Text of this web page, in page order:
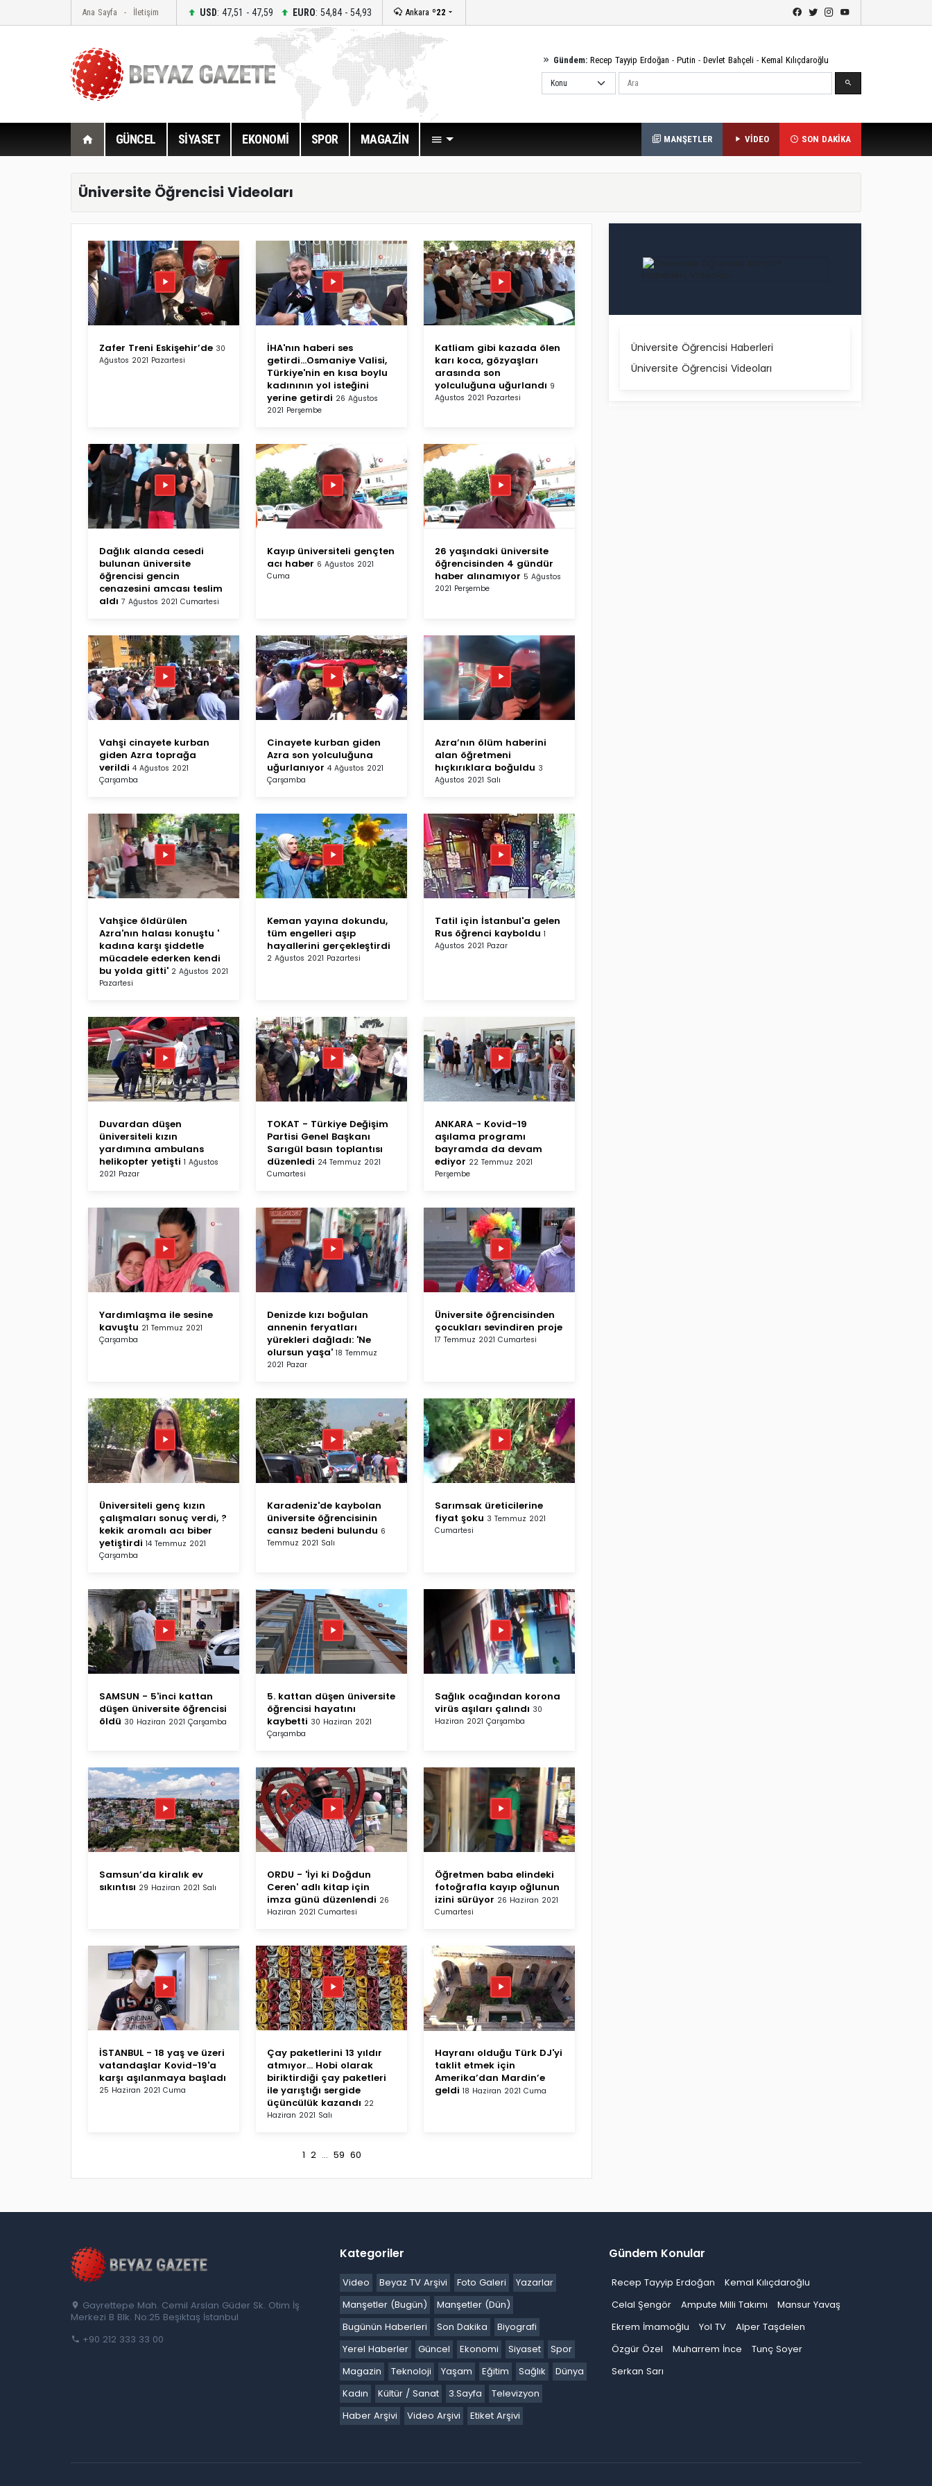
Ana Sayfa İletişim USD: 47,51 - 47,59 EURO: 54,84 - 54,93 Ankara º22
Gündem: Recep Tayyip Erdoğan - Putin - Devlet Bahçeli - Kemal Kılıçdaroğlu
Ara
GÜNCEL SİYASET EKONOMİ SPOR MAGAZİN MANŞETLER VİDEO SON DAKİKA
Üniversite Öğrencisi Videoları
Zafer Treni Eskişehir’de 30
Ağustos 2021 Pazartesi
İHA'nın haberi ses
getirdi...Osmaniye Valisi,
Türkiye'nin en kısa boylu
kadınının yol isteğini
yerine getirdi 26 Ağustos
2021 Perşembe
Katliam gibi kazada ölen
karı koca, gözyaşları
arasında son
yolculuğuna uğurlandı 9
Ağustos 2021 Pazartesi
Dağlık alanda cesedi
bulunan üniversite
öğrencisi gencin
cenazesini amcası teslim
aldı 7 Ağustos 2021 Cumartesi
Kayıp üniversiteli gençten
acı haber 6 Ağustos 2021
Cuma
26 yaşındaki üniversite
öğrencisinden 4 gündür
haber alınamıyor 5 Ağustos
2021 Perşembe
Vahşi cinayete kurban
giden Azra toprağa
verildi 4 Ağustos 2021
Çarşamba
Cinayete kurban giden
Azra son yolculuğuna
uğurlanıyor 4 Ağustos 2021
Çarşamba
Azra’nın ölüm haberini
alan öğretmeni
hıçkırıklara boğuldu 3
Ağustos 2021 Salı
Vahşice öldürülen
Azra'nın halası konuştu '
kadına karşı şiddetle
mücadele ederken kendi
bu yolda gitti' 2 Ağustos 2021
Pazartesi
Keman yayına dokundu,
tüm engelleri aşıp
hayallerini gerçekleştirdi
2 Ağustos 2021 Pazartesi
Tatil için İstanbul'a gelen
Rus öğrenci kayboldu 1
Ağustos 2021 Pazar
Duvardan düşen
üniversiteli kızın
yardımına ambulans
helikopter yetişti 1 Ağustos
2021 Pazar
TOKAT - Türkiye Değişim
Partisi Genel Başkanı
Sarıgül basın toplantısı
düzenledi 24 Temmuz 2021
Cumartesi
ANKARA - Kovid-19
aşılama programı
bayramda da devam
ediyor 22 Temmuz 2021
Perşembe
Yardımlaşma ile sesine
kavuştu 21 Temmuz 2021
Çarşamba
Denizde kızı boğulan
annenin feryatları
yürekleri dağladı: 'Ne
olursun yaşa' 18 Temmuz
2021 Pazar
Üniversite öğrencisinden
çocukları sevindiren proje
17 Temmuz 2021 Cumartesi
Üniversiteli genç kızın
çalışmaları sonuç verdi, ?
kekik aromalı acı biber
yetiştirdi 14 Temmuz 2021
Çarşamba
Karadeniz'de kaybolan
üniversite öğrencisinin
cansız bedeni bulundu 6
Temmuz 2021 Salı
Sarımsak üreticilerine
fiyat şoku 3 Temmuz 2021
Cumartesi
SAMSUN - 5'inci kattan
düşen üniversite öğrencisi
öldü 30 Haziran 2021 Çarşamba
5. kattan düşen üniversite
öğrencisi hayatını
kaybetti 30 Haziran 2021
Çarşamba
Sağlık ocağından korona
virüs aşıları çalındı 30
Haziran 2021 Çarşamba
Samsun’da kiralık ev
sıkıntısı 29 Haziran 2021 Salı
ORDU - 'İyi ki Doğdun
Ceren' adlı kitap için
imza günü düzenlendi 26
Haziran 2021 Cumartesi
Öğretmen baba elindeki
fotoğrafla kayıp oğlunun
izini sürüyor 26 Haziran 2021
Cumartesi
İSTANBUL - 18 yaş ve üzeri
vatandaşlar Kovid-19'a
karşı aşılanmaya başladı
25 Haziran 2021 Cuma
Çay paketlerini 13 yıldır
atmıyor... Hobi olarak
biriktirdiği çay paketleri
ile yarıştığı sergide
üçüncülük kazandı 22
Haziran 2021 Salı
Hayranı olduğu Türk DJ'yi
taklit etmek için
Amerika’dan Mardin’e
geldi 18 Haziran 2021 Cuma
1 2... 59 60
Üniversite Öğrencisi Haberleri
Üniversite Öğrencisi Videoları
Gayrettepe Mah. Cemil Arslan Güder Sk. Otim İş
Merkezi B Blk. No:25 Beşiktaş İstanbul
+90 212 333 33 00
Kategoriler
Video Beyaz TV Arşivi Foto Galeri
Yazarlar
Manşetler (Bugün)
Manşetler (Dün)
Bugünün Haberleri
Son Dakika
Biyografi
Yerel Haberler
Güncel Ekonomi Siyaset
Spor
Magazin
Teknoloji Yaşam Eğitim Sağlık
Dünya
Kadın
Kültür / Sanat 3.Sayfa
Televizyon
Haber Arşivi
Video Arşivi Etiket Arşivi
Gündem Konular
Recep Tayyip Erdoğan
Kemal Kılıçdaroğlu
Celal Şengör
Ampute Milli Takımı
Mansur Yavaş
Ekrem İmamoğlu
Yol TV
Alper Taşdelen
Özgür Özel
Muharrem İnce
Tunç Soyer
Serkan Sarı